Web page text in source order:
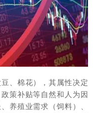
、棉花），其属性决定
策补贴等自然和人为因
养殖业需求（饲料）、